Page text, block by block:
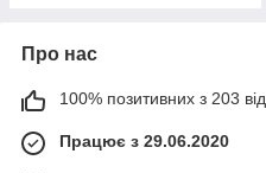
Про нас
100% позитивних з 203
Працює з 29.06.2020